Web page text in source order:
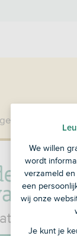
klant bij
je hebt
We willen
wordt
verzameld
een
wij onze
Je kunt je